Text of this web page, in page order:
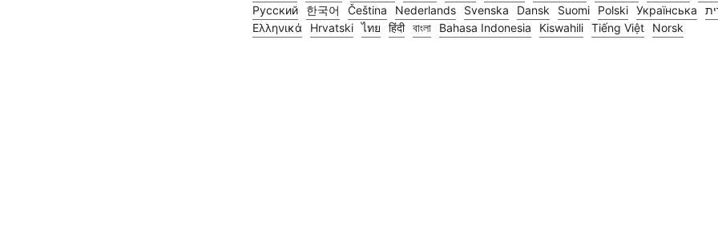
Русский
한국어 Čeština Nederlands Svenska Dansk Suomi Polski Українська
Ελληνικά
Hrvatski ไทย हिंदी বাংলা Bahasa Indonesia Kiswahili Tiếng Việt Norsk